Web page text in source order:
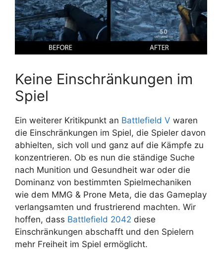
Keine Einschränkungen im
Spiel
Ein weiterer Kritikpunkt an Battlefield V waren
die Einschränkungen im Spiel, die Spieler davon
abhielten, sich voll und ganz auf die Kämpfe zu
konzentrieren. Ob es nun die ständige Suche
nach Munition und Gesundheit war oder die
Dominanz von bestimmten Spielmechaniken
wie dem MMG & Prone Meta, die das Gameplay
verlangsamten und frustrierend machten. Wir
hoffen, dass Battlefield 2042 diese
Einschränkungen abschafft und den Spielern
mehr Freiheit im Spiel ermöglicht.